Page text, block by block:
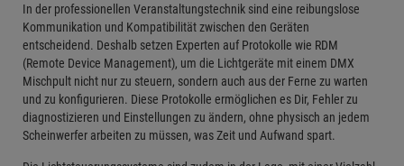
In der professionellen Veranstaltungstechnik sind eine reibungslose
Kommunikation und Kompatibilität zwischen den Geräten
entscheidend. Deshalb setzen Experten auf Protokolle wie RDM
(Remote Device Management), um die Lichtgeräte mit einem DMX
Mischpult nicht nur zu steuern, sondern auch aus der Ferne zu warten
und zu konfigurieren. Diese Protokolle ermöglichen es Dir, Fehler zu
diagnostizieren und Einstellungen zu ändern, ohne physisch an jedem
Scheinwerfer arbeiten zu müssen, was Zeit und Aufwand spart.